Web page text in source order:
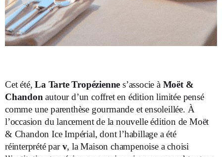
Cet été,La Tarte Tropézienne s’associe à Moët &
Chandon autour d’un coffret en édition limitée pensé
comme une parenthèse gourmande et ensoleillée. À
l’occasion du lancement de la nouvelle édition de Moët
& Chandon Ice Impérial, dont l’habillage a été
réinterprété parv, la Maison champenoise a choisi